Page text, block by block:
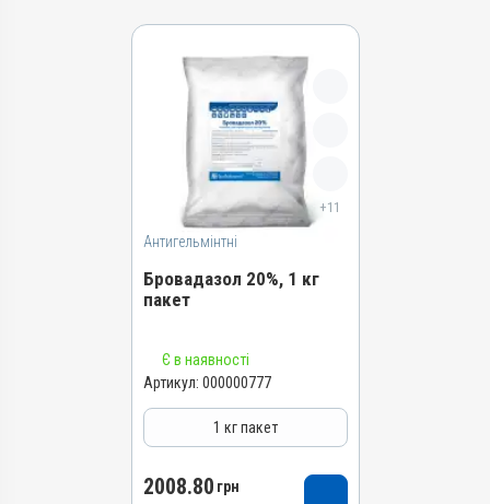
Антигельмінтні
Бровадазол 20%, 1 кг
пакет
+11
Назва препарату
Бровадазол 20%
Артикул
4820012502912
Є в наявності
Артикул: 000000777
1 кг пакет
2008.80 грн